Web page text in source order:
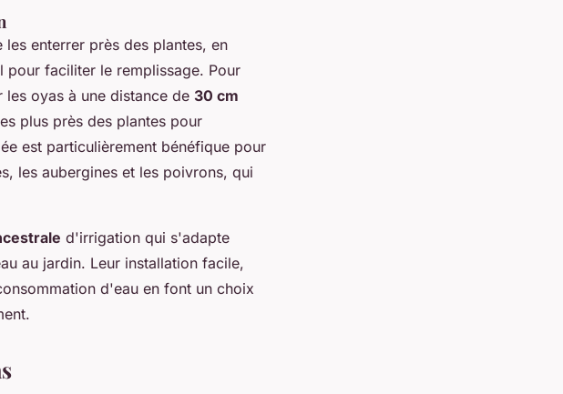
enterrer près des plantes, en
pour faciliter le remplissage. Pour
oyas à une distance de 30 cm
plus près des plantes pour
est particulièrement bénéfique pour
les aubergines et les poivrons, qui
d'irrigation qui s'adapte
au jardin. Leur installation facile,
d'eau en font un choix